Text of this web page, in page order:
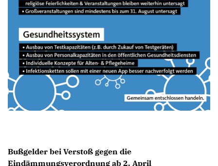
Bußgelder bei Verstoß gegen die
Eindämmungsverordnung ab 2. April